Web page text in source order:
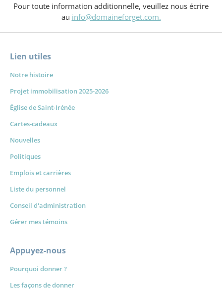
Pour toute information additionnelle, veuillez nous écrire
au info@domaineforget.com.
Lien utiles
Notre histoire
Projet immobilisation 2025-2026
Église de Saint-Irénée
Cartes-cadeaux
Nouvelles
Politiques
Emplois et carrières
Liste du personnel
Conseil d'administration
Gérer mes témoins
Appuyez-nous
Pourquoi donner ?
Les façons de donner